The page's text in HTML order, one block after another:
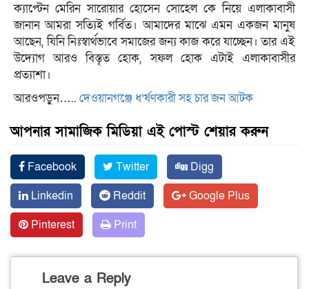
ক্যাপ্টেন মেরিন সারোয়ার হোসেন সোহেল কে নিয়ে এলাকাবাসী
জানান আমরা সত্যিই গর্বিত। আমাদের মাঝে এমন একজন মানুষ
আছেন, যিনি নিঃস্বার্থভাবে সমাজের জন্য কাজ করে যাচ্ছেন। তার এই
উদ্যোগ আরও বিস্তৃত হোক, সফল হোক এটাই এলাকাবাসীর
প্রত্যাশা।
আরওপড়ুন….. দেওয়ানগঞ্জে ধ’র্ষণকারী সহ চার জন আটক
আপনার সামাজিক মিডিয়া এই পোস্ট শেয়ার করুন
Facebook Twitter
Digg
Linkedin
Reddit
Google Plus
Pinterest
Print
Leave a Reply